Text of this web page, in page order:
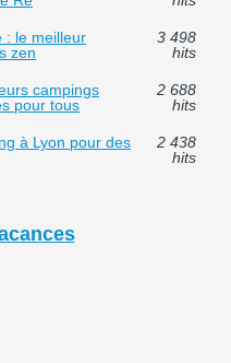
: le meilleur
zen
3 498
hits
campings
pour tous
2 688
hits
à Lyon pour des
2 438
hits